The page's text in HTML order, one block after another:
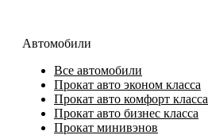
Автомобили
Все автомобили
Прокат авто эконом класса
Прокат авто комфорт класса
Прокат авто бизнес класса
Прокат минивэнов